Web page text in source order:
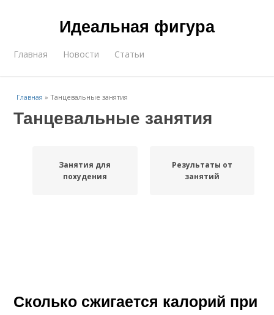
Идеальная фигура
Главная Новости Статьи
Главная »Танцевальные занятия
Танцевальные занятия
Занятия для
похудения
Результаты от
занятий
Сколько сжигается калорий при